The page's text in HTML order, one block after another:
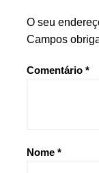
O seu
Campos
Comentário *
Nome *